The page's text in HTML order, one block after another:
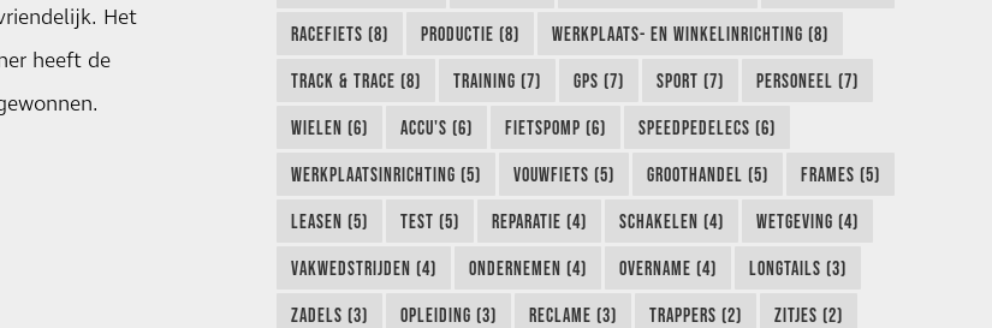
Het
heeft de
RACEFIETS (8) PRODUCTIE (8) WERKPLAATS- EN WINKELINRICHTING (8)
TRACK & TRACE (8) TRAINING (7) GPS (7) SPORT (7) PERSONEEL (7)
WIELEN (6) ACCU'S (6) FIETSPOMP (6) SPEEDPEDELECS (6)
WERKPLAATSINRICHTING (5) VOUWFIETS (5) GROOTHANDEL (5) FRAMES (5)
LEASEN (5) TEST (5) REPARATIE (4) SCHAKELEN (4) WETGEVING (4)
VAKWEDSTRIJDEN (4) ONDERNEMEN (4) OVERNAME (4) LONGTAILS (3)
ZADELS (3) OPLEIDING (3) RECLAME (3) TRAPPERS (2) ZITJES (2)